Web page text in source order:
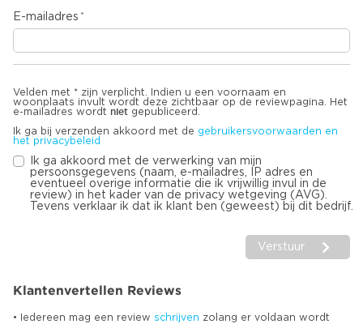
E-mailadres
Velden met * zijn verplicht. Indien u een voornaam en
woonplaats invult wordt deze zichtbaar op de reviewpagina. Het
e-mailadres wordt niet gepubliceerd.
Ik ga bij verzenden akkoord met de gebruikersvoorwaarden en
het privacybeleid
Ik ga akkoord met de verwerking van mijn
persoonsgegevens (naam, e-mailadres, IP adres en
eventueel overige informatie die ik vrijwillig invul in de
review) in het kader van de privacy wetgeving (AVG).
Tevens verklaar ik dat ik klant ben (geweest) bij dit bedrijf.
Verstuur
Klantenvertellen Reviews
• Iedereen mag een review schrijven zolang er voldaan wordt